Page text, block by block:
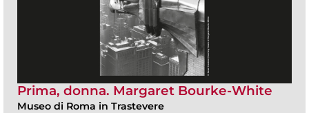
Prima, donna. Margaret Bourke-White
Museo di Roma in Trastevere